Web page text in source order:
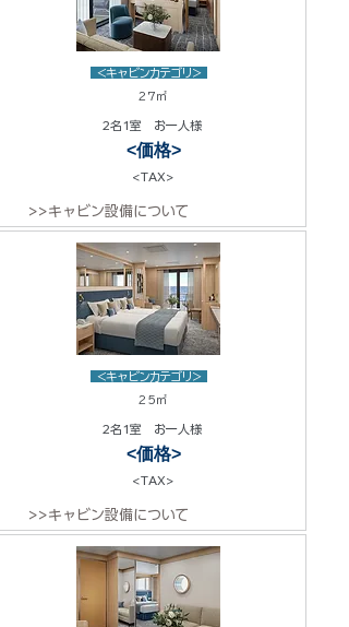
<キャビンカテゴリ>
27㎡
2名1室 お一人様
<価格>
<TAX>
>>キャビン設備について
<キャビンカテゴリ>
25㎡
2名1室 お一人様
<価格>
<TAX>
>>キャビン設備について